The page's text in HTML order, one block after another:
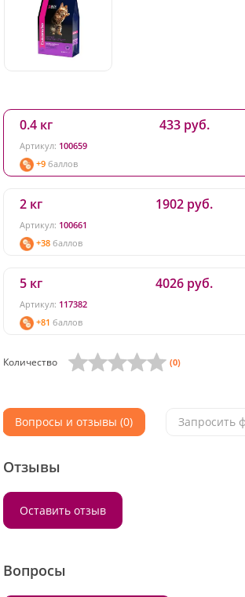
0.4 кг
Артикул: 100659
+9 баллов
433 руб.
2 кг
Артикул: 100661
+38 баллов
1902 руб.
5 кг
Артикул: 117382
+81 баллов
4026 руб.
Количество (0)
Вопросы и отзывы (0) Запросить
Отзывы
Оставить отзыв
Вопросы